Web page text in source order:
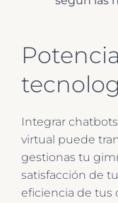
Integrar
virtual puede
gestionas tu
satisfacción de
eficiencia de tus